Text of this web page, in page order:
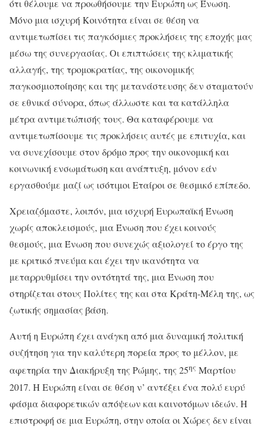
ότι θέλουμε να προωθήσουμε την Ευρώπη ως Ένωση.
Μόνο μια ισχυρή Κοινότητα είναι σε θέση να
αντιμετωπίσει τις παγκόσμιες προκλήσεις της εποχής μας
μέσω της συνεργασίας. Οι επιπτώσεις της κλιματικής
αλλαγής, της τρομοκρατίας, της οικονομικής
παγκοσμιοποίησης και της μετανάστευσης δεν σταματούν
σε εθνικά σύνορα, όπως άλλωστε και τα κατάλληλα
μέτρα αντιμετώπισής τους. Θα καταφέρουμε να
αντιμετωπίσουμε τις προκλήσεις αυτές με επιτυχία, και
να συνεχίσουμε στον δρόμο προς την οικονομική και
κοινωνική ενσωμάτωση και ανάπτυξη, μόνον εάν
εργασθούμε μαζί ως ισότιμοι Εταίροι σε θεσμικό επίπεδο.
Χρειαζόμαστε, λοιπόν, μια ισχυρή Ευρωπαϊκή Ένωση
χωρίς αποκλεισμούς, μια Ένωση που έχει κοινούς
θεσμούς, μια Ένωση που συνεχώς αξιολογεί το έργο της
με κριτικό πνεύμα και έχει την ικανότητα να
μεταρρυθμίσει την οντότητά της, μια Ένωση που
στηρίζεται στους Πολίτες της και στα Κράτη-Μέλη της, ως
ζωτικής σημασίας βάση.
Αυτή η Ευρώπη έχει ανάγκη από μια δυναμική πολιτική
συζήτηση για την καλύτερη πορεία προς το μέλλον, με
αφετηρία την Διακήρυξη της Ρώμης, της 25ης Μαρτίου
2017. Η Ευρώπη είναι σε θέση ν’ αντέξει ένα πολύ ευρύ
φάσμα διαφορετικών απόψεων και καινοτόμων ιδεών. H
επιστροφή σε μια Ευρώπη, στην οποία οι Χώρες δεν είναι